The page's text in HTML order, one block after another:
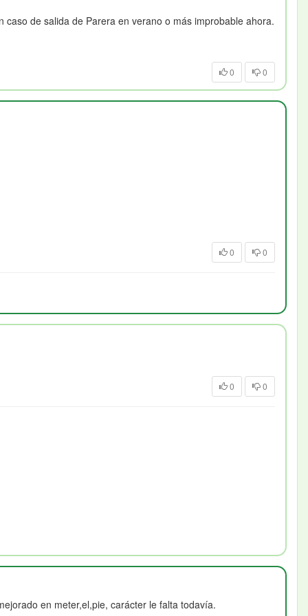
de salida de Parera en verano o más improbable ahora.
0 0
0 0
0 0
en meter,el,pie, carácter le falta todavía.